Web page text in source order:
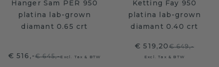
Hanger Sam PER 950
platina lab-grown
diamant 0.65 crt
€ 516,-€ 645,-Excl. Tax & BTW
Ketting Fay 950
platina lab-grown
diamant 0.40 crt
€ 519,20€ 649,-
Excl. Tax & BTW